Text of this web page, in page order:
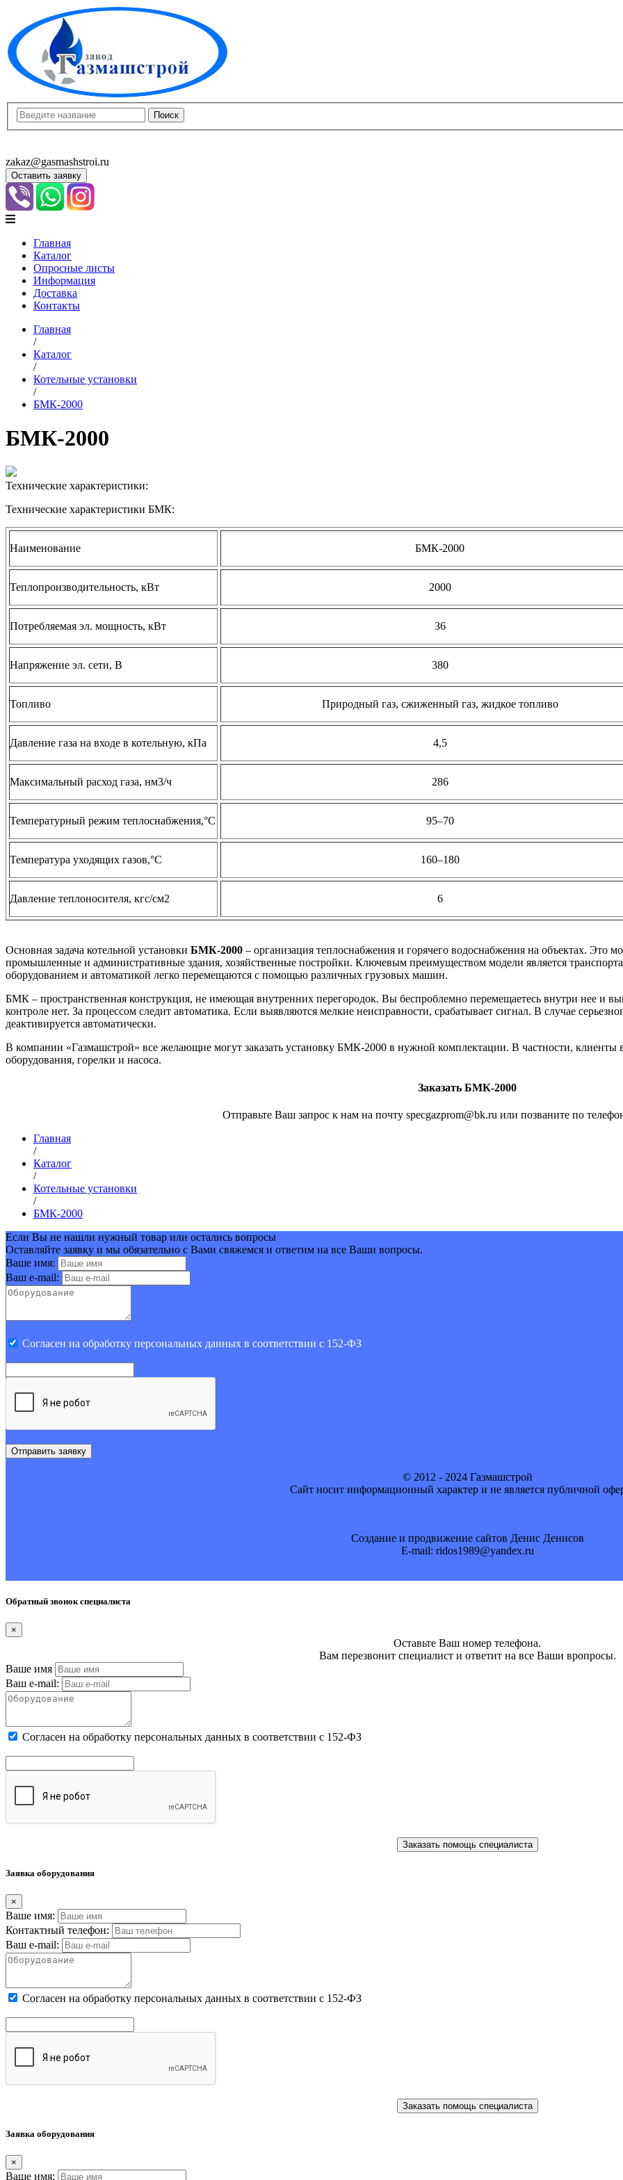
zakaz@gasmashstroi.ru
Оставить заявку
Главная
Каталог
Опросные листы
Информация
Доставка
Контакты
Главная
/
Каталог
/
Котельные установки
/
БМК-2000
БМК-2000
Технические характеристики:
Технические характеристики БМК:
Наименование БМК-2000
Теплопроизводительность, кВт 2000
Потребляемая эл. мощность, кВт 36
Напряжение эл. сети, В 380
Топливо Природный газ, сжиженный газ, жидкое топливо
Давление газа на входе в котельную, кПа 4,5
Максимальный расход газа, нм3/ч 286
Температурный режим теплоснабжения,°С 95–70
Температура уходящих газов,°С 160–180
Давление теплоносителя, кгс/см2 6
Основная задача котельной установки БМК-2000 – организация теплоснабжения и горячего водоснабжения на объектах. Это
промышленные и административные здания, хозяйственные постройки. Ключевым преимуществом модели является
оборудованием и автоматикой легко перемещаются с помощью различных грузовых машин.
БМК – пространственная конструкция, не имеющая внутренних перегородок. Вы беспроблемно перемещаетесь внутри нее и
контроле нет. За процессом следит автоматика. Если выявляются мелкие неисправности, срабатывает сигнал. В случае
деактивируется автоматически.
В компании «Газмашстрой» все желающие могут заказать установку БМК-2000 в нужной комплектации. В частности, клиенты
оборудования, горелки и насоса.
Заказать БМК-2000
Отправьте Ваш запрос к нам на почту specgazprom@bk.ru или позваните по
Главная
/
Каталог
/
Котельные установки
/
БМК-2000
Если Вы не нашли нужный товар или остались вопросы
Оставляйте заявку и мы обязательно с Вами свяжемся и ответим на все Ваши вопросы.
Ваше имя:
Ваш e-mail:
Cогласен на обработку персональных данных в соответствии с 152-ФЗ
Отправить заявку
© 2012 - 2024 Газмашстрой
Cайт носит информационный характер и не является публичной
Создание и продвижение сайтов Денис Денисов
E-mail: ridos1989@yandex.ru
Обратный звонок специалиста
×
Оставьте Ваш номер телефона.
Вам перезвонит специалист и ответит на все Ваши вропросы.
Ваше имя
Ваш e-mail:
Cогласен на обработку персональных данных в соответствии с 152-ФЗ
Заказать помощь специалиста
Заявка оборудования
×
Ваше имя:
Контактный телефон:
Ваш e-mail:
Cогласен на обработку персональных данных в соответствии с 152-ФЗ
Заказать помощь специалиста
Заявка оборудования
×
Ваше имя: